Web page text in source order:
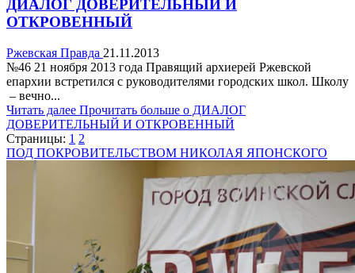
ДИАЛОГ ДОВЕРИТЕЛЬНЫЙ И
ОТКРОВЕННЫЙ
Ржевская Правда 21.11.2013
№46 21 ноября 2013 года Правящий архиерей Ржевской
епархии встретился с руководителями городских школ. Школу
– вечно...
Читать далее Прочитать больше о ДИАЛОГ
ДОВЕРИТЕЛЬНЫЙ И ОТКРОВЕННЫЙ
Страницы: 1 2
ПОД ПОКРОВИТЕЛЬСТВОМ НИКОЛАЯ ЯПОНСКОГО